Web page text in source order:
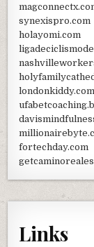
synexispro.com
holayomi.com
londonkiddy.com
fortechday.com
Links